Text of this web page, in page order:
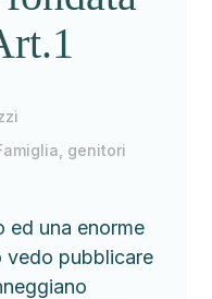
genitori
ed una enorme
vedo pubblicare